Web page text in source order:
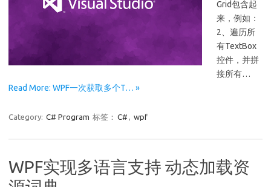
Grid包含起
来，例如：
2、遍历所
有TextBox
控件，并拼
接所有…
Read More: WPF一次获取多个T… »
Category: C# Program 标签： C# , wpf
WPF实现多语言支持 动态加载资